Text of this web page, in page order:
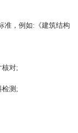
准，例如:《建筑结构
核对;
检测;